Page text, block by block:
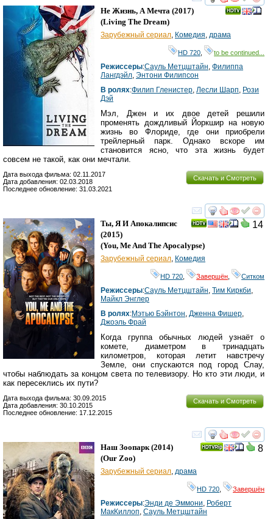
смотреть
Не Жизнь, А Мечта (2017)
(Living The Dream)
Зарубежный сериал, Комедия, драма
HD 720 to be continued...
Режиссеры:Сауль Метцштайн, Филиппа
Лангдэйл, Энтони Филипсон
В ролях:Филип Гленистер, Лесли Шарп, Рози
Дэй
Мэл, Джен и их двое детей решили
променять дождливый Йоркшир на новую
жизнь во Флориде, где они приобрели
трейлерный парк. Однако вскоре им
становится ясно, что эта жизнь будет
совсем не такой, как они мечтали.
Скачать и Смотреть
Дата выхода фильма: 02.11.2017
Дата добавления: 02.03.2018
Последнее обновление: 31.03.2021
смотреть
14
Ты, Я И Апокалипсис
(2015)
(You, Me And The Apocalypse)
Зарубежный сериал, Комедия
HD 720 Завершён Ситком
Режиссеры:Сауль Метцштайн, Тим Киркби,
Майкл Энглер
В ролях:Мэтью Бэйнтон, Дженна Фишер,
Джоэль Фрай
Когда группа обычных людей узнаёт о
комете, диаметром в тринадцать
километров, которая летит навстречу
Земле, они спускаются под город Слау,
чтобы наблюдать за концом света по телевизору. Но кто эти люди, и
как пересеклись их пути?
Скачать и Смотреть
Дата выхода фильма: 30.09.2015
Дата добавления: 30.10.2015
Последнее обновление: 17.12.2015
смотреть
8
Наш Зоопарк (2014)
(Our Zoo)
Зарубежный сериал, драма
HD 720 Завершён
Режиссеры:Энди де Эммони, Роберт
МакКиллоп, Сауль Метцштайн